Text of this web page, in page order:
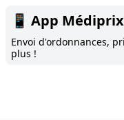
📱 App Médiprix
Envoi d'ordonnances,
plus !